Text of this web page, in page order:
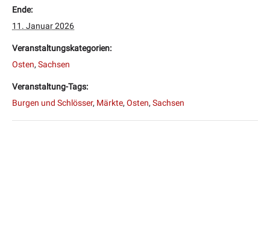
Ende:
11. Januar 2026
Veranstaltungskategorien:
Osten, Sachsen
Veranstaltung-Tags:
Burgen und Schlösser, Märkte, Osten, Sachsen